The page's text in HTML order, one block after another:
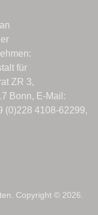
Copyright © 2026.